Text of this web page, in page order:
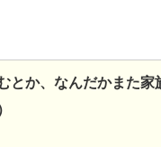
とか、なんだかまた家